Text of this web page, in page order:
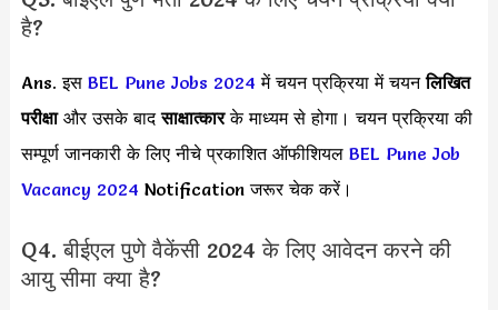
है?
Ans. इस BEL Pune Jobs 2024 में चयन प्रक्रिया में चयनलिखित
परीक्षाऔर उसके बादसाक्षात्कारके माध्यम से होगा। चयन प्रक्रिया की
सम्पूर्ण जानकारी के लिए नीचे प्रकाशित ऑफीशियल BEL Pune Job
Vacancy 2024 Notification जरूर चेक करें।
Q4. बीईएल पुणे वैकेंसी 2024 के लिए आवेदन करने की
आयु सीमा क्या है?